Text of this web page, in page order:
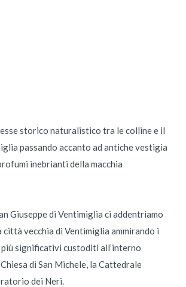
storico naturalistico tra le colline e il
passando accanto ad antiche vestigia
inebrianti della macchia
Giuseppe di Ventimiglia ci addentriamo
città vecchia di Ventimiglia ammirando i
significativi custoditi all’interno
di San Michele, la Cattedrale
dei Neri.